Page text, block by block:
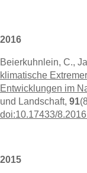
2016
Beierkuhnlein, C.,
klimatische
Entwicklungen im
und Landschaft, 91
doi:10.17433/
2015